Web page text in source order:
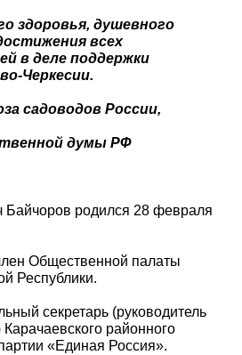
здоровья, душевного
всех
в деле поддержки
Черкесии.
садоводов России,
думы РФ
Байчоров родился 28 февраля
Общественной палаты
Республики.
секретарь (руководитель
районного
«Единая Россия».